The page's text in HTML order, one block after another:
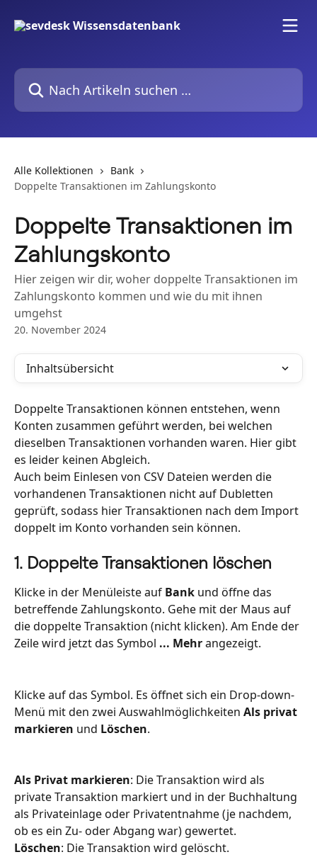
Nach Artikeln suchen …
Alle Kollektionen
Bank
Doppelte Transaktionen im Zahlungskonto
Doppelte Transaktionen im
Zahlungskonto
Hier zeigen wir dir, woher doppelte Transaktionen im
Zahlungskonto kommen und wie du mit ihnen
umgehst
20. November 2024
Inhaltsübersicht
Doppelte Transaktionen können entstehen, wenn
Konten zusammen geführt werden, bei welchen
dieselben Transaktionen vorhanden waren. Hier gibt
es leider keinen Abgleich.
Auch beim Einlesen von CSV Dateien werden die
vorhandenen Transaktionen nicht auf Dubletten
geprüft, sodass hier Transaktionen nach dem Import
doppelt im Konto vorhanden sein können.
1. Doppelte Transaktionen löschen
Klicke in der Menüleiste auf Bank und öffne das
betreffende Zahlungskonto. Gehe mit der Maus auf
die doppelte Transaktion (nicht klicken). Am Ende der
Zeile wird jetzt das Symbol ... Mehr angezeigt.
Klicke auf das Symbol. Es öffnet sich ein Drop-down-
Menü mit den zwei Auswahlmöglichkeiten Als privat
markieren und Löschen.
Als Privat markieren: Die Transaktion wird als
private Transaktion markiert und in der Buchhaltung
als Privateinlage oder Privatentnahme (je nachdem,
ob es ein Zu- oder Abgang war) gewertet.
Löschen: Die Transaktion wird gelöscht.